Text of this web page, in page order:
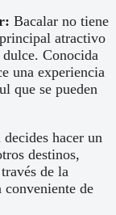
Bacalar no tiene
atractivo
dulce. Conocida
una experiencia
que se pueden
decides hacer un
destinos,
de la
conveniente de